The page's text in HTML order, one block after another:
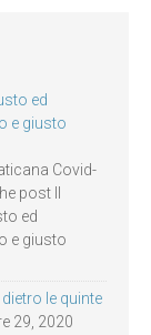
ed
e giusto
Covid-
post Il
ed
e giusto
dietro le quinte
29, 2020